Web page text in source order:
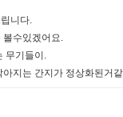
니다.
볼수있겠어요.
무기들이.
지는 간지가 정상화된거